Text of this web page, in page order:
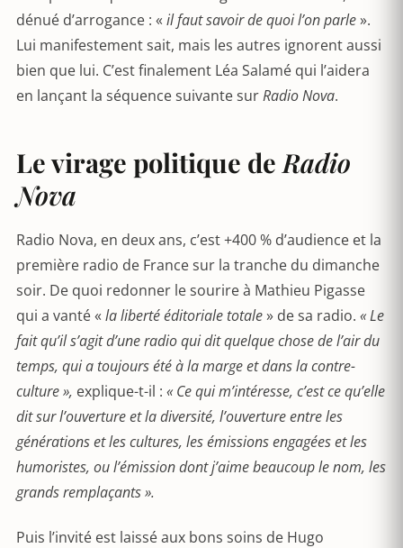
dénué d’arrogance : « il faut savoir de quoi l’on parle».
Lui manifestement sait, mais les autres ignorent aussi
bien que lui. C’est finalement Léa Salamé qui l’aidera
en lançant la séquence suivante surRadio Nova.
Le virage politique de Radio
Nova
Radio Nova, en deux ans, c’est +400 % d’audience et la
première radio de France sur la tranche du dimanche
soir. De quoi redonner le sourire à Mathieu Pigasse
qui a vanté « laliberté éditoriale totale» de sa radio. « Le
fait qu’il s’agit d’une radio qui dit quelque chose de l’air du
temps, qui a toujours été à la marge et dans la contre-
culture », explique-t-il : « Ce qui m’intéresse, c’est ce qu’elle
dit sur l’ouverture et la diversité, l’ouverture entre les
générations et les cultures, les émissions engagées et les
humoristes, ou l’émission dont j’aime beaucoup le nom, les
grands remplaçants ».
Puis l’invité est laissé aux bons soins de Hugo